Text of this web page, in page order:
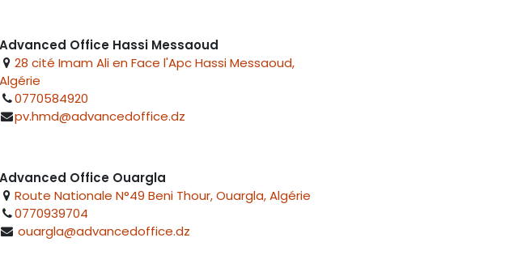
Advanced Office Hassi Messaoud
28 cité Imam Ali en Face l'Apc Hassi Messaoud,
Algérie
0770584920
pv.hmd@advancedoffice.dz
Advanced Office Ouargla
Route Nationale N°49 Beni Thour, Ouargla, Algérie
0770939704
ouargla@advancedoffice.dz